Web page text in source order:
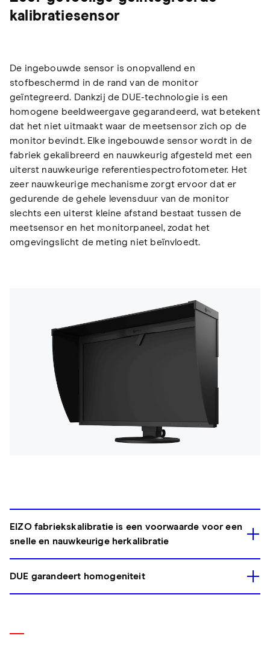
kalibratiesensor
De ingebouwde sensor is onopvallend en
stofbeschermd in de rand van de monitor
geïntegreerd. Dankzij de DUE-technologie is een
homogene beeldweergave gegarandeerd, wat betekent
dat het niet uitmaakt waar de meetsensor zich op de
monitor bevindt. Elke ingebouwde sensor wordt in de
fabriek gekalibreerd en nauwkeurig afgesteld met een
uiterst nauwkeurige referentiespectrofotometer. Het
zeer nauwkeurige mechanisme zorgt ervoor dat er
gedurende de gehele levensduur van de monitor
slechts een uiterst kleine afstand bestaat tussen de
meetsensor en het monitorpaneel, zodat het
omgevingslicht de meting niet beïnvloedt.
EIZO fabriekskalibratie is een voorwaarde voor een
snelle en nauwkeurige herkalibratie
DUE garandeert homogeniteit